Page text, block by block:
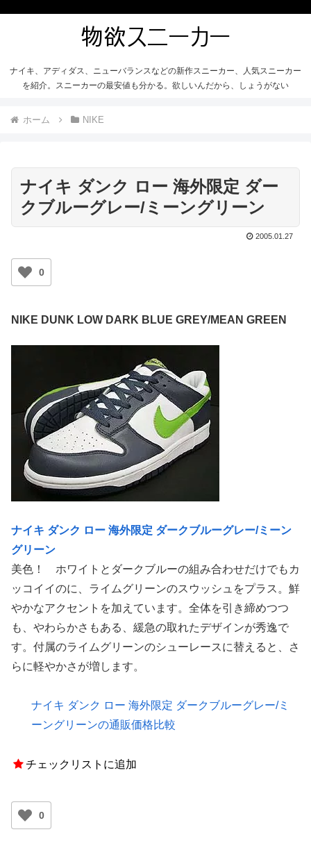
ナイキ、アディダス、ニューバランスなどの新作スニーカー、人気スニーカー
を紹介。スニーカーの最安値も分かる。欲しいんだから、しょうがない
ホーム NIKE
ナイキ ダンク ロー 海外限定 ダー
クブルーグレー/ミーングリーン
2005.01.27
0
NIKE DUNK LOW DARK BLUE GREY/MEAN GREEN
ナイキ ダンク ロー 海外限定 ダークブルーグレー/ミーン
グリーン
美色！ ホワイトとダークブルーの組み合わせだけでもカ
ッコイイのに、ライムグリーンのスウッシュをプラス。鮮
やかなアクセントを加えています。全体を引き締めつつ
も、やわらかさもある、緩急の取れたデザインが秀逸で
す。付属のライムグリーンのシューレースに替えると、さ
らに軽やかさが増します。
ナイキ ダンク ロー 海外限定 ダークブルーグレー/ミ
ーングリーンの通販価格比較
チェックリストに追加
0